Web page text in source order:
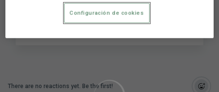
Villacampa: "Necesitábamos ver reflejado con
goles el trabajo que hace el Levante UD"
There are no reactions yet. Be the first!
Configuración de cookies